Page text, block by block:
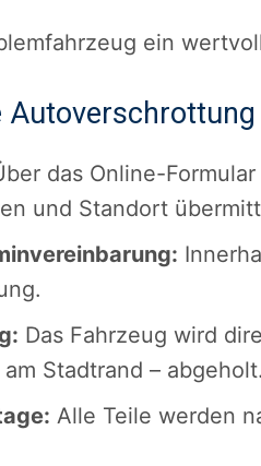
ein
das Online-
und Standort
Das Fahrzeug wird
Stadtrand –
Alle Teile werden